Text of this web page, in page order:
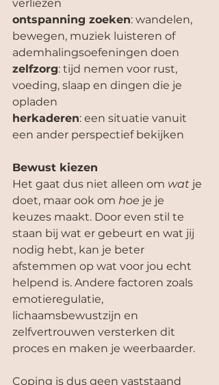
verliezen
ontspanning zoeken: wandelen,
bewegen, muziek luisteren of
ademhalingsoefeningen doen
zelfzorg: tijd nemen voor rust,
voeding, slaap en dingen die je
opladen
herkaderen: een situatie vanuit
een ander perspectief bekijken
Bewust kiezen
Het gaat dus niet alleen om wat je
doet, maar ook om hoe je je
keuzes maakt. Door even stil te
staan bij wat er gebeurt en wat jij
nodig hebt, kan je beter
afstemmen op wat voor jou echt
helpend is. Andere factoren zoals
emotieregulatie,
lichaamsbewustzijn en
zelfvertrouwen versterken dit
proces en maken je weerbaarder.
Coping is dus geen vaststaand